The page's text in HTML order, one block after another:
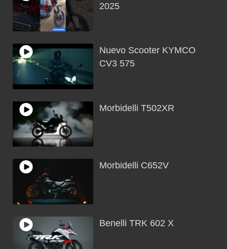
2025
Nuevo Scooter KYMCO
CV3 575
Morbidelli T502XR
Morbidelli C652V
Benelli TRK 602 X